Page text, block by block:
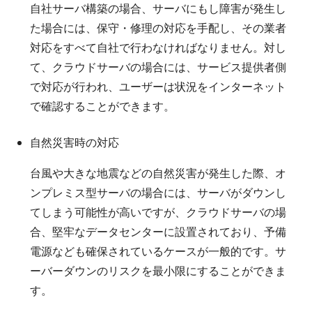
自社サーバ構築の場合、サーバにもし障害が発生し
た場合には、保守・修理の対応を手配し、その業者
対応をすべて自社で行わなければなりません。対し
て、クラウドサーバの場合には、サービス提供者側
で対応が行われ、ユーザーは状況をインターネット
で確認することができます。
自然災害時の対応
台風や大きな地震などの自然災害が発生した際、オ
ンプレミス型サーバの場合には、サーバがダウンし
てしまう可能性が高いですが、クラウドサーバの場
合、堅牢なデータセンターに設置されており、予備
電源なども確保されているケースが一般的です。サ
ーバーダウンのリスクを最小限にすることができま
す。